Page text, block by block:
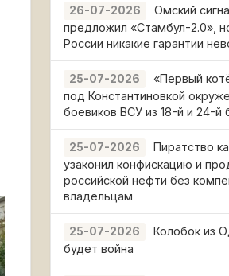
26-07-2026
Омский
предложил «Стамбул-2.0»,
России никакие гарантии
25-07-2026
«Первый
под Константиновкой
боевиков ВСУ из 18-й и 24-й
25-07-2026
Пиратство
узаконил конфискацию и
российской нефти без
владельцам
25-07-2026
Колобок из
будет война